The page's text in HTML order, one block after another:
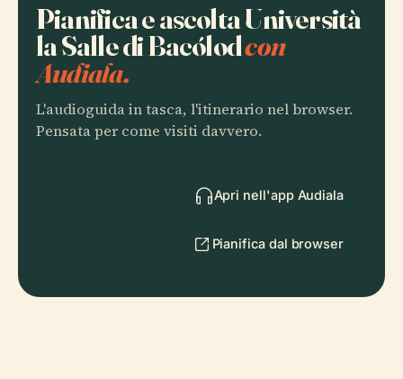
Pianifica e ascolta Università
la Salle di Bacólodcon
Audiala.
L'audioguida in tasca, l'itinerario nel browser.
Pensata per come visiti davvero.
Apri nell'app Audiala
Pianifica dal browser